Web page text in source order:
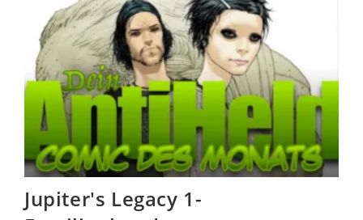
Jupiter's Legacy 1-